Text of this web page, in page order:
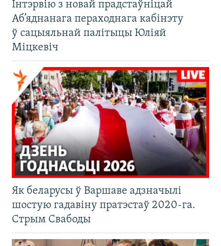
Інтэрвію з новай прадстаўніцай
Аб’яднанага пераходнага кабінэту
ў сацыяльнай палітыцы Юліяй
Міцкевіч
Як беларусы ў Варшаве адзначылі
шостую гадавіну пратэстаў 2020-га.
Стрым Свабоды